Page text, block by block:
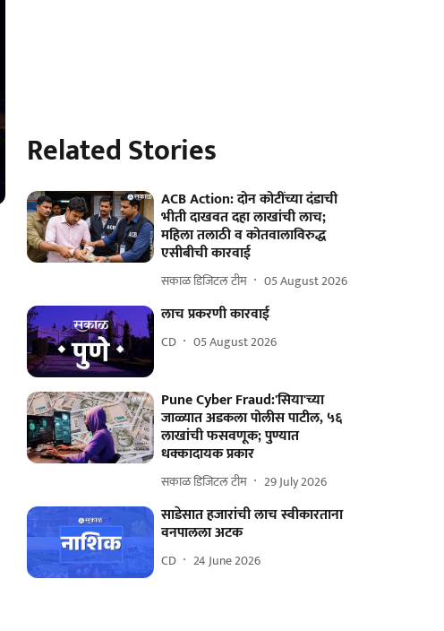
Related Stories
ACB Action: दोन कोटींच्या दंडाची
भीती दाखवत दहा लाखांची लाच;
महिला तलाठी व कोतवालाविरुद्ध
एसीबीची कारवाई
सकाळ डिजिटल टीम 05 August 2026
लाच प्रकरणी कारवाई
CD 05 August 2026
Pune Cyber Fraud:'सिया'च्या
जाळ्यात अडकला पोलीस पाटील, ५६
लाखांची फसवणूक; पुण्यात
धक्कादायक प्रकार
सकाळ डिजिटल टीम 29 July 2026
साडेसात हजारांची लाच स्वीकारताना
वनपालला अटक
CD 24 June 2026